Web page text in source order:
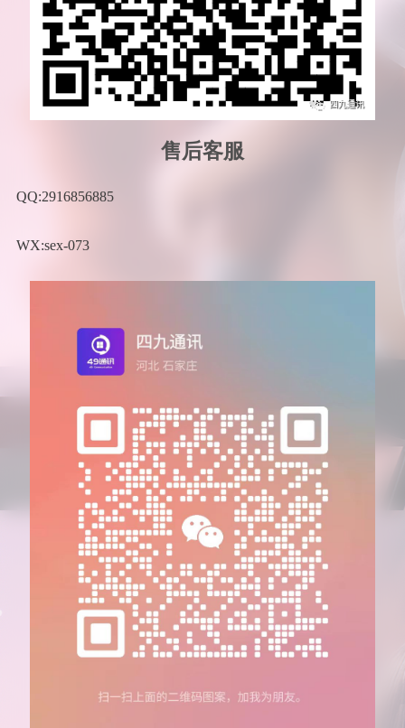
售后客服
QQ:2916856885
WX:sex-073